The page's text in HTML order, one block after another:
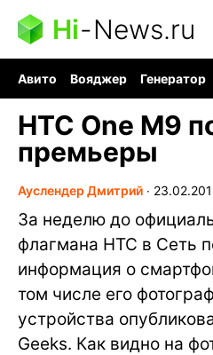
Hi-News.ru
Авито Вояджер Генератор
HTC One M9
премьеры
Ауслендер Дмитрий ∙
За неделю до
флагмана HTC в Сеть
информация о
том числе его
устройства
Geeks. Как видно на